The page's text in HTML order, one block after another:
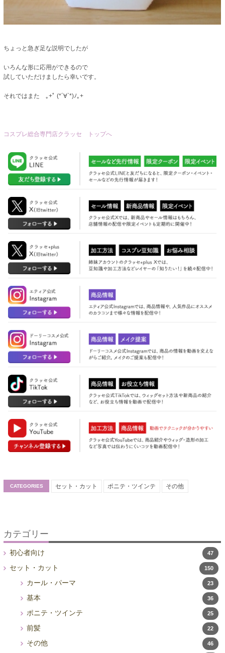
ちょっと急ぎ足な説明でしたが
いろんな形に応用ができるので
試していただけましたら幸いです。
それではまた ｡+ﾟ (*´∀`*)ﾉ｡+
コスプレ総合専門店クラッセ トップへ
CATEGORIES セット・カット ポニテ・ツインテ その他
カテゴリー
初心者向け 47
セット・カット 150
カール・パーマ 23
基本 36
ポニテ・ツインテ 25
前髪 22
その他 46